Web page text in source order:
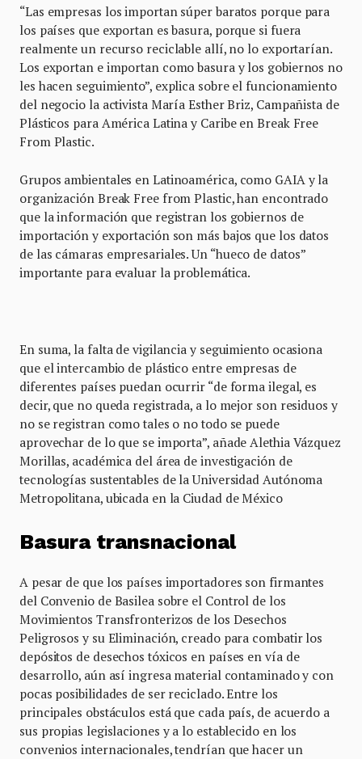
“Las empresas los importan súper baratos porque para
los países que exportan es basura, porque si fuera
realmente un recurso reciclable allí, no lo exportarían.
Los exportan e importan como basura y los gobiernos no
les hacen seguimiento”, explica sobre el funcionamiento
del negocio la activista María Esther Briz, Campañista de
Plásticos para América Latina y Caribe en Break Free
From Plastic.
Grupos ambientales en Latinoamérica, como GAIA y la
organización Break Free from Plastic, han encontrado
que la información que registran los gobiernos de
importación y exportación son más bajos que los datos
de las cámaras empresariales. Un “hueco de datos”
importante para evaluar la problemática.
En suma, la falta de vigilancia y seguimiento ocasiona
que el intercambio de plástico entre empresas de
diferentes países puedan ocurrir “de forma ilegal, es
decir, que no queda registrada, a lo mejor son residuos y
no se registran como tales o no todo se puede
aprovechar de lo que se importa”, añade Alethia Vázquez
Morillas, académica del área de investigación de
tecnologías sustentables de la Universidad Autónoma
Metropolitana, ubicada en la Ciudad de México
Basura transnacional
A pesar de que los países importadores son firmantes
del Convenio de Basilea sobre el Control de los
Movimientos Transfronterizos de los Desechos
Peligrosos y su Eliminación, creado para combatir los
depósitos de desechos tóxicos en países en vía de
desarrollo, aún así ingresa material contaminado y con
pocas posibilidades de ser reciclado. Entre los
principales obstáculos está que cada país, de acuerdo a
sus propias legislaciones y a lo establecido en los
convenios internacionales, tendrían que hacer un